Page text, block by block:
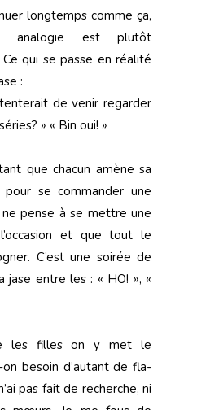
longtemps comme ça,
analogie est plutôt
qui se passe en réalité
:
de venir regarder
» « Bin oui! »
que chacun amène sa
se commander une
pense à se mettre une
et que tout le
C’est une soirée de
jase entre les : « HO! », «
les filles on y met le
besoin d’autant de fla-
pas fait de recherche, ni